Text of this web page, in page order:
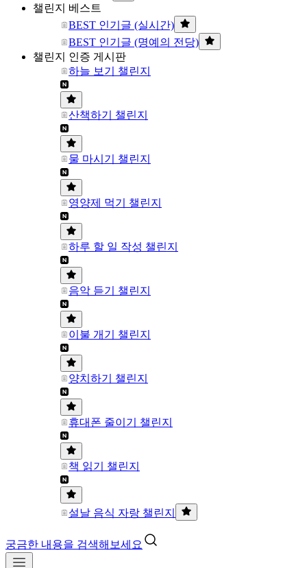
챌린지 베스트
BEST 인기글 (실시간)
BEST 인기글 (명예의 전당)
챌린지 인증 게시판
하늘 보기 챌린지
산책하기 챌린지
물 마시기 챌린지
영양제 먹기 챌린지
하루 할 일 작성 챌린지
음악 듣기 챌린지
이불 개기 챌린지
양치하기 챌린지
휴대폰 줄이기 챌린지
책 읽기 챌린지
설날 음식 자랑 챌린지
궁금한 내용을 검색해보세요